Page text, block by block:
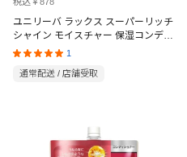
ユニリーバ ラックス スーパーリッチ
シャイン モイスチャー 保湿コンディ
ショナー 詰替 840g
1
通常配送 / 店舗受取